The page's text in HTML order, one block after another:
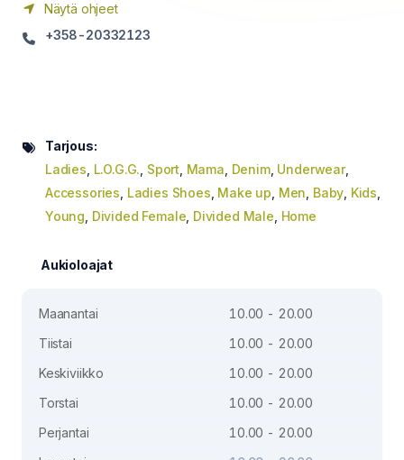
Näytä ohjeet
+358-20332123
Tarjous:
Ladies L.O.G.G. Sport Mama Denim, Underwear,
Accessories Ladies Shoes Make up Men Baby Kids
Young Divided Female Divided Male Home
Aukioloajat
Maanantai
10.00 - 20.00
Tiistai
10.00 - 20.00
Keskiviikko
10.00 - 20.00
Torstai
10.00 - 20.00
Perjantai
10.00 - 20.00